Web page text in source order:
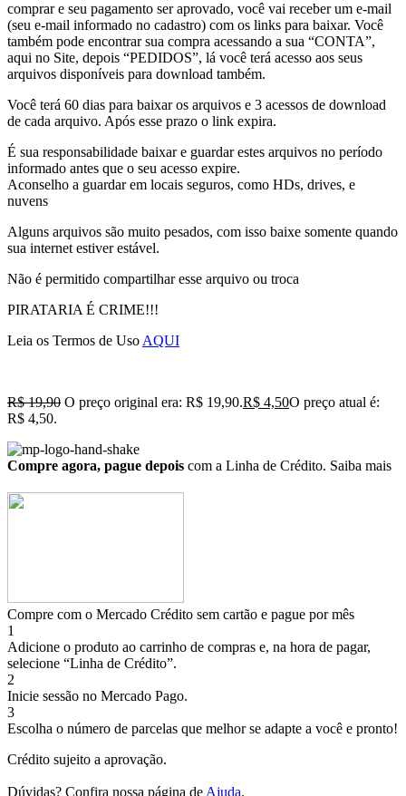
comprar e seu pagamento ser aprovado, você vai receber um e-mail
(seu e-mail informado no cadastro) com os links para baixar. Você
também pode encontrar sua compra acessando a sua “CONTA”,
aqui no Site, depois “PEDIDOS”, lá você terá acesso aos seus
arquivos disponíveis para download também.
Você terá 60 dias para baixar os arquivos e 3 acessos de download
de cada arquivo. Após esse prazo o link expira.
É sua responsabilidade baixar e guardar estes arquivos no período
informado antes que o seu acesso expire.
Aconselho a guardar em locais seguros, como HDs, drives, e
nuvens
Alguns arquivos são muito pesados, com isso baixe somente quando
sua internet estiver estável.
Não é permitido compartilhar esse arquivo ou troca
PIRATARIA É CRIME!!!
Leia os Termos de Uso AQUI
R$19,90 O preço original era: R$ 19,90.R$ 4,50O preço atual é:
R$ 4,50.
Compre agora, pague depois com a Linha de Crédito. Saiba mais
Compre com o Mercado Crédito sem cartão e pague por mês
1
Adicione o produto ao carrinho de compras e, na hora de pagar,
selecione “Linha de Crédito”.
2
Inicie sessão no Mercado Pago.
3
Escolha o número de parcelas que melhor se adapte a você e pronto!
Crédito sujeito a aprovação.
Dúvidas? Confira nossa página de Ajuda.